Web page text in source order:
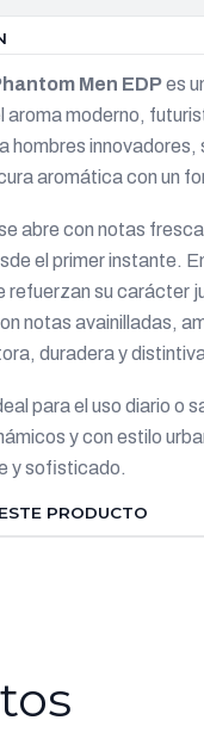
Men EDPes
aroma moderno,
hombres
aromática con un
abre con notas
el primer instante.
refuerzan su carácter
notas avainilladas,
duradera y
para el uso diario o
y con estilo
y sofisticado.
PRODUCTO